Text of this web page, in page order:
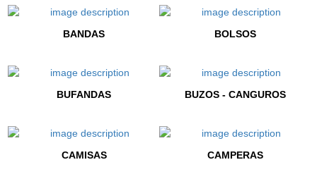
BANDAS BOLSOS
BUFANDAS BUZOS - CANGUROS
CAMISAS CAMPERAS